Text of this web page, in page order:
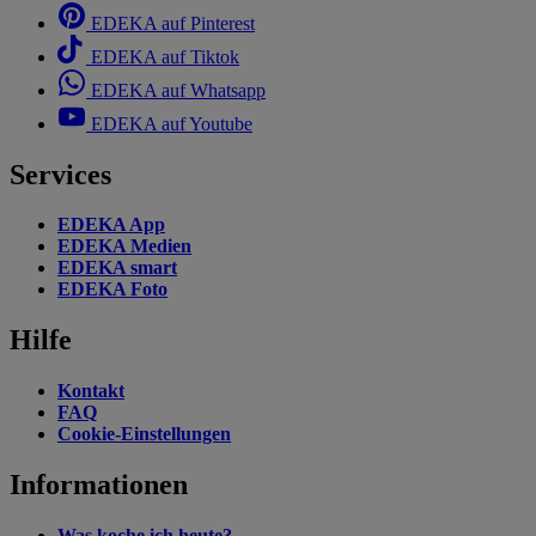
EDEKA auf Pinterest
EDEKA auf Tiktok
EDEKA auf Whatsapp
EDEKA auf Youtube
Services
EDEKA App
EDEKA Medien
EDEKA smart
EDEKA Foto
Hilfe
Kontakt
FAQ
Cookie-Einstellungen
Informationen